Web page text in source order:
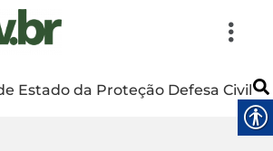
Estado da Proteção Defesa Civil